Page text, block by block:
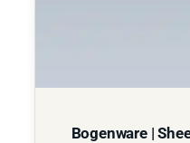
Bogenware |